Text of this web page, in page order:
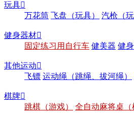
玩具
万花筒 飞盘（玩具） 汽枪（玩
健身器材
固定练习用自行车 健美器 健
其他运动
飞镖 运动绳（跳绳、拔河绳）
棋牌
跳棋（游戏）
全自动麻将桌（